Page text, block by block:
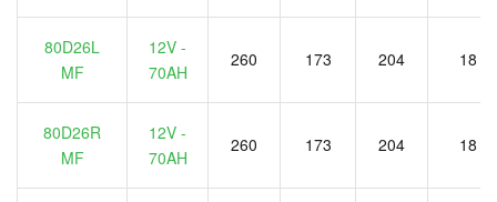
80D26L
MF
12V -
70AH
260 173 204 18
80D26R
MF
12V -
70AH
260 173 204 18